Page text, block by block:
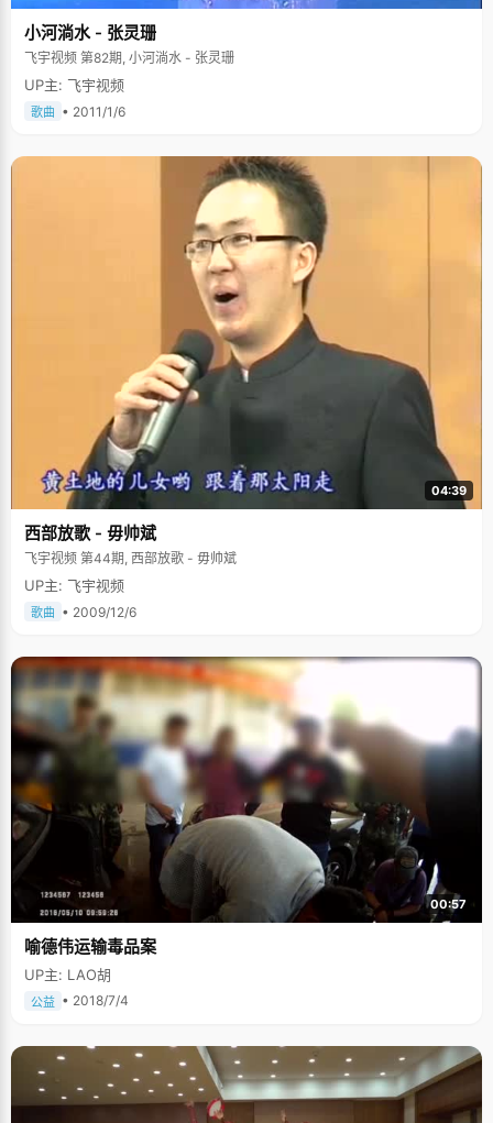
小河淌水 - 张灵珊
飞宇视频 第82期, 小河淌水 - 张灵珊
UP主: 飞宇视频
歌曲 • 2011/1/6
04:39
西部放歌 - 毋帅斌
飞宇视频 第44期, 西部放歌 - 毋帅斌
UP主: 飞宇视频
歌曲 • 2009/12/6
00:57
喻德伟运输毒品案
UP主: LAO胡
公益 • 2018/7/4